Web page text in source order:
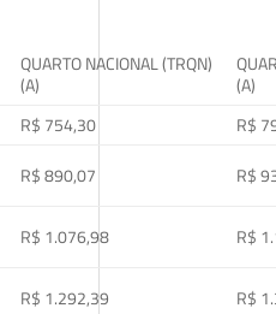
QUARTO NACIONAL (TRQN)
(A)
(A)
R$ 754,30
R$
R$ 890,07
R$
R$ 1.076,98
R$
R$ 1.292,39
R$